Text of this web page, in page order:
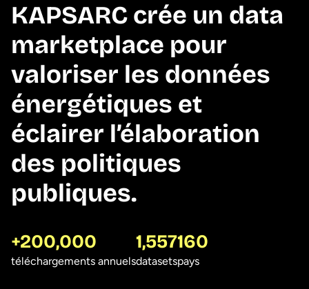
KAPSARC crée un data
marketplace pour
valoriser les données
énergétiques et
éclairer l’élaboration
des politiques
publiques.
+200,000
téléchargements annuels
1,557
datasets
160
pays